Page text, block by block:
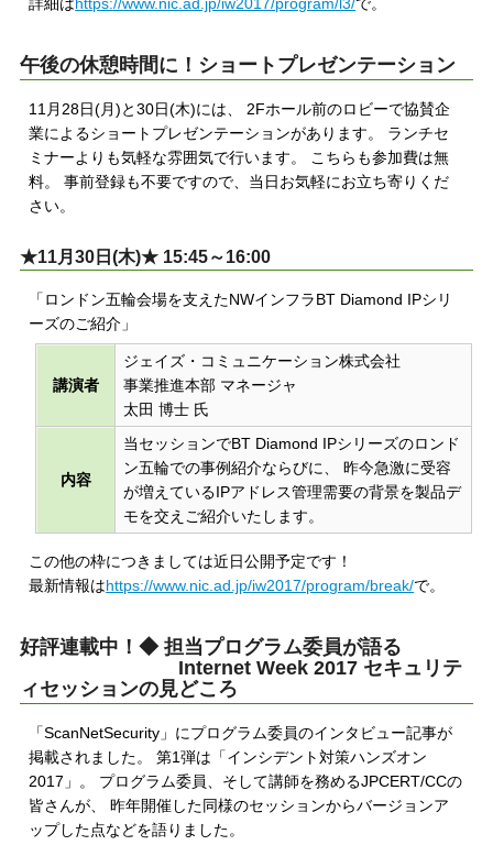
午後の休憩時間に！ショートプレゼンテーション
11月28日(月)と30日(木)には、 2Fホール前のロビーで協賛企
業によるショートプレゼンテーションがあります。 ランチセ
ミナーよりも気軽な雰囲気で行います。 こちらも参加費は無
料。 事前登録も不要ですので、当日お気軽にお立ち寄りくだ
さい。
★11月30日(木)★ 15:45～16:00
「ロンドン五輪会場を支えたNWインフラBT Diamond IPシリ
ーズのご紹介」
講演者
ジェイズ・コミュニケーション株式会社
事業推進本部 マネージャ
太田 博士 氏
内容
当セッションでBT Diamond IPシリーズのロンド
ン五輪での事例紹介ならびに、 昨今急激に受容
が増えているIPアドレス管理需要の背景を製品デ
モを交えご紹介いたします。
この他の枠につきましては近日公開予定です！
最新情報はhttps://www.nic.ad.jp/iw2017/program/break/で。
好評連載中！◆ 担当プログラム委員が語る
Internet Week 2017 セキュリテ
ィセッションの見どころ
「ScanNetSecurity」にプログラム委員のインタビュー記事が
掲載されました。 第1弾は「インシデント対策ハンズオン
2017」。 プログラム委員、そして講師を務めるJPCERT/CCの
皆さんが、 昨年開催した同様のセッションからバージョンア
ップした点などを語りました。